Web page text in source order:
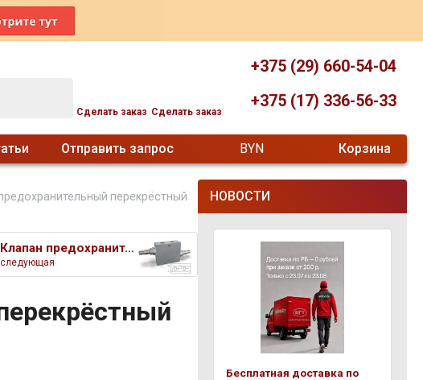
Сделать заказ Сделать заказ
+375 (29) 660-54-04
+375 (17) 336-56-33
Отправить запрос BYN Корзина
перекрёстный
Клапан предохранительный перек
следующая
НОВОСТИ
Бесплатная доставка по